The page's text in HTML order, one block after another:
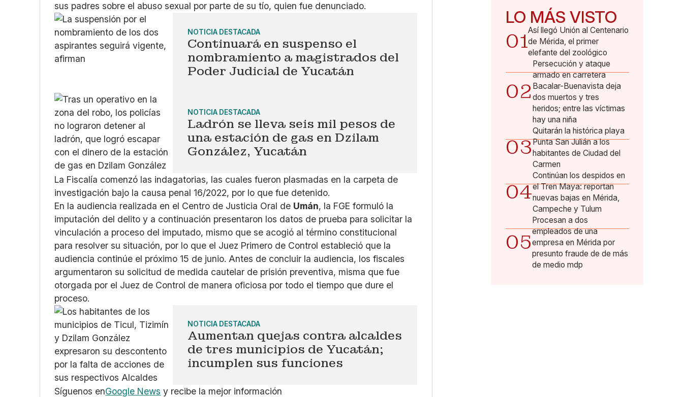
sus padres sobre el abuso sexual por parte de su tío, quien fue denunciado.
NOTICIA DESTACADA
Continuará en suspenso el
nombramiento a magistrados del
Poder Judicial de Yucatán
NOTICIA DESTACADA
Ladrón se lleva seis mil pesos de
una estación de gas en Dzilam
González, Yucatán
La Fiscalía comenzó las indagatorias, las cuales fueron plasmadas en la carpeta de
investigación bajo la causa penal 16/2022, por lo que fue detenido.
En la audiencia realizada en el Centro de Justicia Oral de Umán, la FGE formuló la
imputación del delito y a continuación presentaron los datos de prueba para solicitar la
vinculación a proceso del imputado, mismo que se acogió al término constitucional
para resolver su situación, por lo que el Juez Primero de Control estableció que la
audiencia continúe el próximo 15 de junio. Antes de concluir la audiencia, los fiscales
argumentaron su solicitud de medida cautelar de prisión preventiva, misma que fue
otorgada por el Juez de Control de manera oficiosa por todo el tiempo que dure el
proceso.
NOTICIA DESTACADA
Aumentan quejas contra alcaldes
de tres municipios de Yucatán;
incumplen sus funciones
Síguenos enGoogle News y recibe la mejor información
LO MÁS VISTO
01Así llegó Unión al Centenario
de Mérida, el primer
elefante del zoológico
02
Persecución y ataque
armado en carretera
Bacalar-Buenavista deja
dos muertos y tres
heridos; entre las víctimas
hay una niña
03
Quitarán la histórica playa
Punta San Julián a los
habitantes de Ciudad del
Carmen
04
Continúan los despidos en
el Tren Maya: reportan
nuevas bajas en Mérida,
Campeche y Tulum
05
Procesan a dos
empleados de una
empresa en Mérida por
presunto fraude de de más
de medio mdp